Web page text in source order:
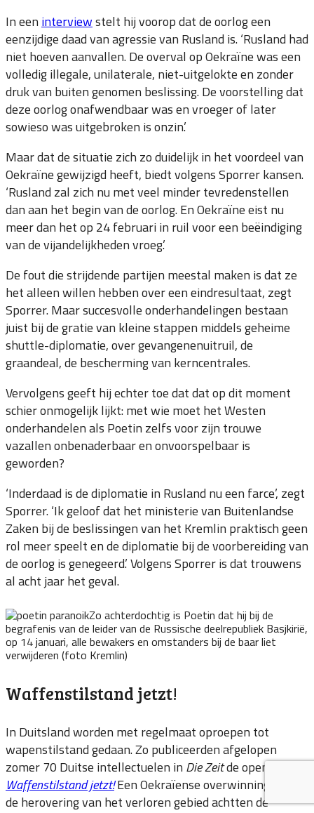
In een interviewstelt hij voorop dat de oorlog een
eenzijdige daad van agressie van Rusland is. ‘Rusland had
niet hoeven aanvallen. De overval op Oekraïne was een
volledig illegale, unilaterale, niet-uitgelokte en zonder
druk van buiten genomen beslissing. De voorstelling dat
deze oorlog onafwendbaar was en vroeger of later
sowieso was uitgebroken is onzin.’
Maar dat de situatie zich zo duidelijk in het voordeel van
Oekraïne gewijzigd heeft, biedt volgens Sporrer kansen.
‘Rusland zal zich nu met veel minder tevredenstellen
dan aan het begin van de oorlog. En Oekraïne eist nu
meer dan het op 24 februari in ruil voor een beëindiging
van de vijandelijkheden vroeg.’
De fout die strijdende partijen meestal maken is dat ze
het alleen willen hebben over een eindresultaat, zegt
Sporrer. Maar succesvolle onderhandelingen bestaan
juist bij de gratie van kleine stappen middels geheime
shuttle-diplomatie, over gevangenenuitruil, de
graandeal, de bescherming van kerncentrales.
Vervolgens geeft hij echter toe dat dat op dit moment
schier onmogelijk lijkt: met wie moet het Westen
onderhandelen als Poetin zelfs voor zijn trouwe
vazallen onbenaderbaar en onvoorspelbaar is
geworden?
‘Inderdaad is de diplomatie in Rusland nu een farce’, zegt
Sporrer. ‘Ik geloof dat het ministerie van Buitenlandse
Zaken bij de beslissingen van het Kremlin praktisch geen
rol meer speelt en de diplomatie bij de voorbereiding van
de oorlog is genegeerd.’ Volgens Sporrer is dat trouwens
al acht jaar het geval.
Zo achterdochtig is Poetin dat hij bij de
begrafenis van de leider van de Russische deelrepubliek Basjkirië,
op 14 januari, alle bewakers en omstanders bij de baar liet
verwijderen (foto Kremlin)
Waffenstilstand jetzt!
In Duitsland worden met regelmaat oproepen tot
wapenstilstand gedaan. Zo publiceerden afgelopen
zomer 70 Duitse intellectuelen in Die Zeitde open brief
Waffenstilstand jetzt!Een Oekraïense overwinning door
de herovering van het verloren gebied achtten de